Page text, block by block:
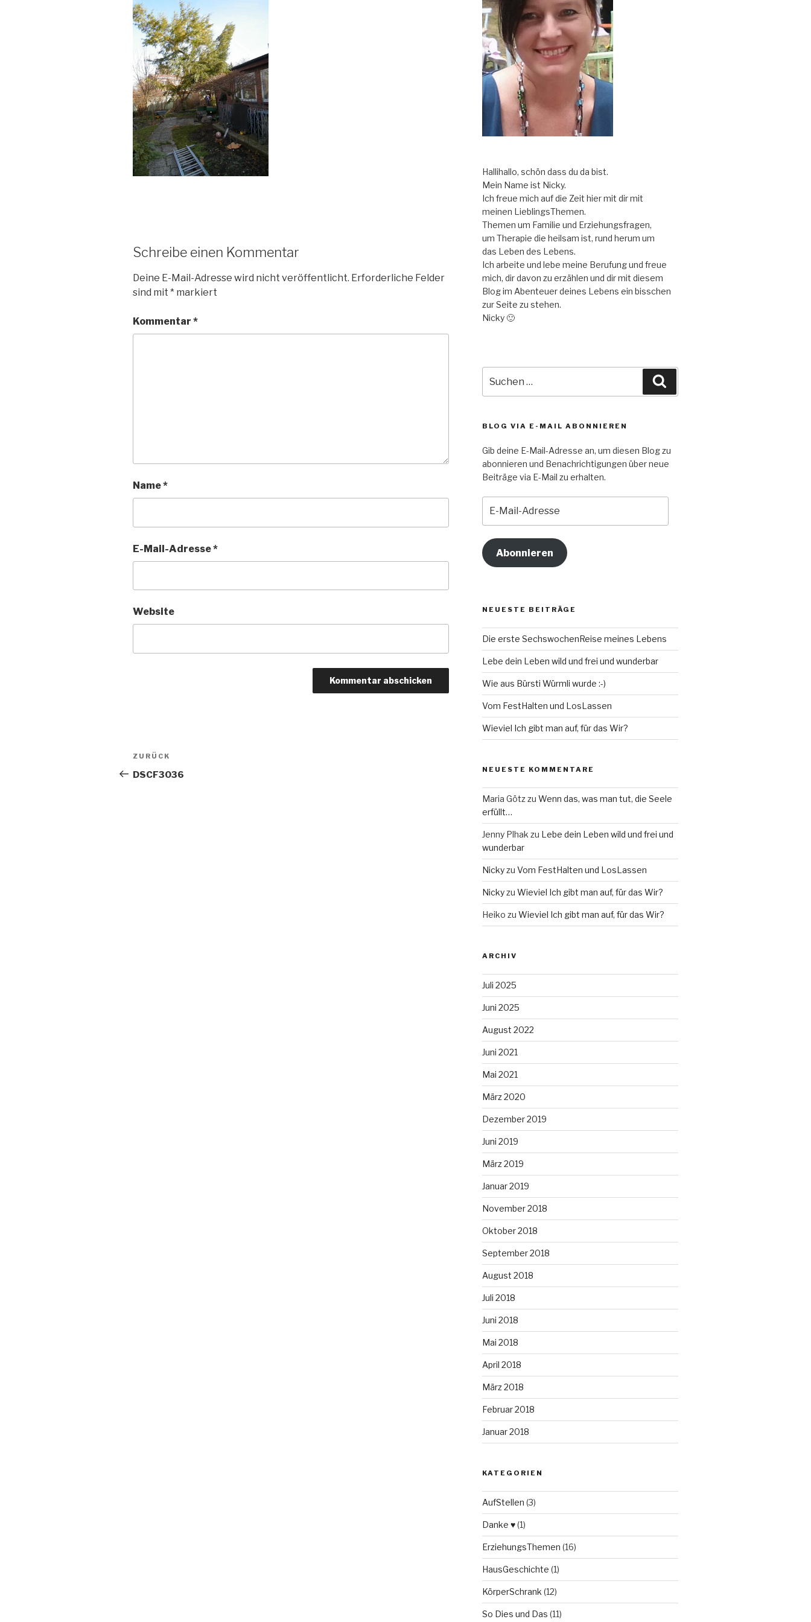
Schreibe einen Kommentar
Deine E-Mail-Adresse wird nicht veröffentlicht. Erforderliche Felder
sind mit * markiert
Kommentar *
Name*
E-Mail-Adresse*
Website
Beitragsnavigation
Vorheriger
Beitrag
ZURÜCK
DSCF3036
Hallihallo, schön dass du da bist.
Mein Name ist Nicky.
Ich freue mich auf die Zeit hier mit dir mit
meinen LieblingsThemen.
Themen um Familie und Erziehungsfragen,
um Therapie die heilsam ist, rund herum um
das Leben des Lebens.
Ich arbeite und lebe meine Berufung und freue
mich, dir davon zu erzählen und dir mit diesem
Blog im Abenteuer deines Lebens ein bisschen
zur Seite zu stehen.
Nicky 🙂
nach:
BLOG VIA E-MAIL ABONNIEREN
Gib deine E-Mail-Adresse an, um diesen Blog zu
abonnieren und Benachrichtigungen über neue
Beiträge via E-Mail zu erhalten.
Mail-
Adresse
Abonnieren
NEUESTE BEITRÄGE
Die erste SechswochenReise meines Lebens
Lebe dein Leben wild und frei und wunderbar
Wie aus Bürsti Würmli wurde :-)
Vom FestHalten und LosLassen
Wieviel Ich gibt man auf, für das Wir?
NEUESTE KOMMENTARE
Maria Götzzu Wenn das, was man tut, die Seele
erfüllt…
Jenny Plhak zu Lebe dein Leben wild und frei und
wunderbar
Nickyzu Vom FestHalten und LosLassen
Nickyzu Wieviel Ich gibt man auf, für das Wir?
Heiko zu Wieviel Ich gibt man auf, für das Wir?
ARCHIV
Juli 2025
Juni 2025
August 2022
Juni 2021
Mai 2021
März 2020
Dezember 2019
Juni 2019
März 2019
Januar 2019
November 2018
Oktober 2018
September 2018
August 2018
Juli 2018
Juni 2018
Mai 2018
April 2018
März 2018
Februar 2018
Januar 2018
KATEGORIEN
AufStellen (3)
Danke ♥(1)
ErziehungsThemen (16)
HausGeschichte (1)
KörperSchrank (12)
So Dies und Das (11)